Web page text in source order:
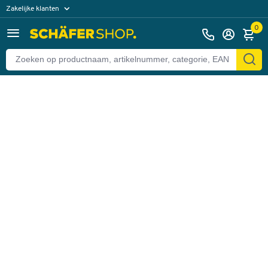
Zakelijke klanten
Particuliere klanten 0
Terug